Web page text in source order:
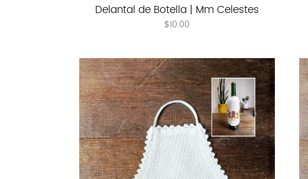
Delantal de Botella | Mm Celestes
$10.00